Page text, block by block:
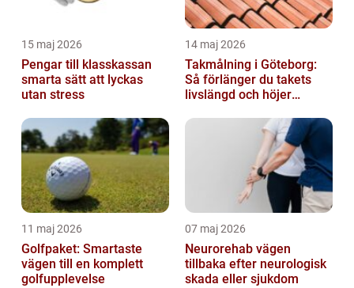
15 maj 2026
Pengar till klasskassan
smarta sätt att lyckas
utan stress
14 maj 2026
Takmålning i Göteborg:
Så förlänger du takets
livslängd och höjer
11 maj 2026
Golfpaket: Smartaste
vägen till en komplett
golfupplevelse
07 maj 2026
Neurorehab vägen
tillbaka efter neurologisk
skada eller sjukdom